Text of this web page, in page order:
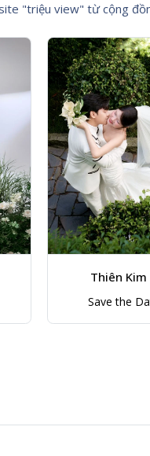
"triệu view" từ cộng
Thành
Save the